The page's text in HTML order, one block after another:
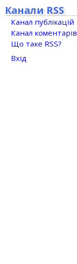
Канали RSS
Канал публікацій
Канал коментарів
Що таке RSS?
Вхід